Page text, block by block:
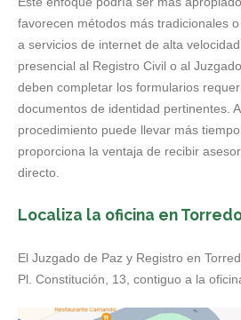
favorecen métodos más tradicionales
a servicios de internet de alta
presencial al Registro Civil o al
deben completar los formularios
documentos de identidad pertinentes.
procedimiento puede llevar más
proporciona la ventaja de recibir
directo.
Localiza la oficina en
El Juzgado de Paz y Registro en
Pl. Constitución, 13, contiguo a la